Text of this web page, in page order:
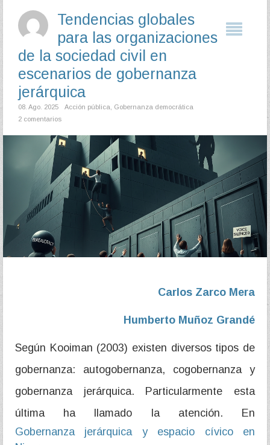
Tendencias globales
para las organizaciones
de la sociedad civil en
escenarios de gobernanza
jerárquica
08. Ago. 2025 Acción pública
Gobernanza democrática
2 comentarios
Carlos Zarco Mera
Humberto Muñoz Grandé
Según Kooiman (2003) existen diversos tipos de
gobernanza: autogobernanza, cogobernanza y
gobernanza jerárquica. Particularmente esta
última ha llamado la atención. En
Gobernanza jerárquica y espacio cívico en